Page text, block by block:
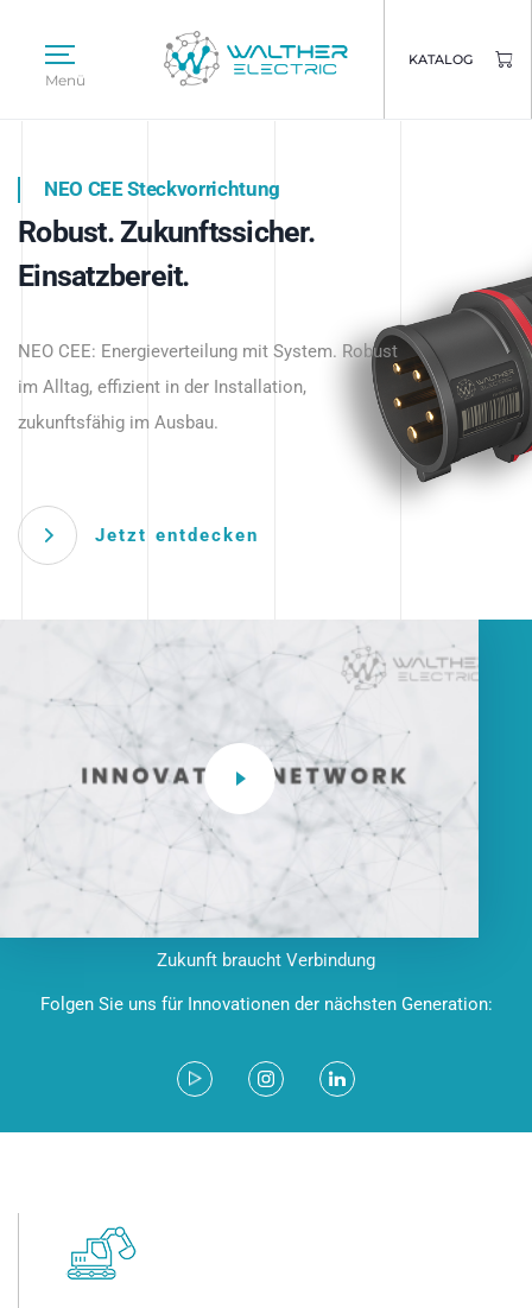
Menü
KATALOG
Intelligente Stromverteilung
beginnt hier.
NEO CEE Steckvorrichtung
Robust. Zukunftssicher.
Einsatzbereit.
NEO CEE: Energieverteilung mit System. Robust
im Alltag, effizient in der Installation,
zukunftsfähig im Ausbau.
Jetzt entdecken
Intelligenz trifft Energie.
Anwendungen – robust, IP-geschützt und
zukunftsfähig.
Zukunft braucht Verbindung
Folgen Sie uns für Innovationen der nächsten Generation: